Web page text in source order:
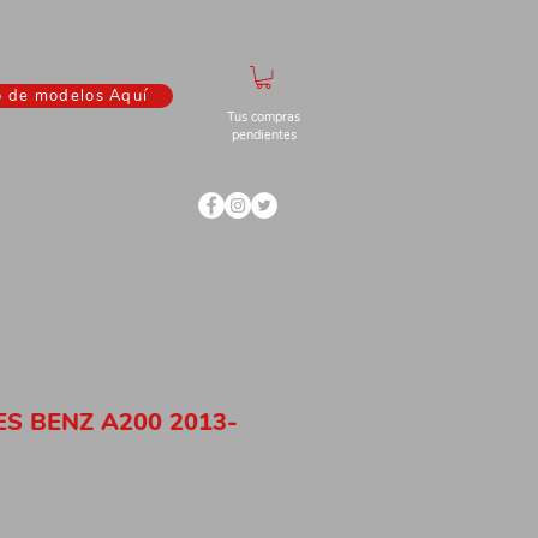
de modelos Aquí
Tus compras
pendientes
BENZ A200 2013-